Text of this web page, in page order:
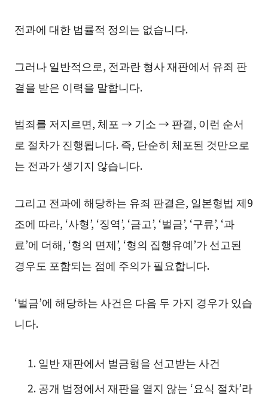
전과에 대한 법률적 정의는 없습니다.
그러나 일반적으로, 전과란 형사 재판에서 유죄 판
결을 받은 이력을 말합니다.
범죄를 저지르면, 체포 → 기소 → 판결, 이런 순서
로 절차가 진행됩니다. 즉, 단순히 체포된 것만으로
는 전과가 생기지 않습니다.
그리고 전과에 해당하는 유죄 판결은, 일본형법 제9
조에 따라, ‘사형’, ‘징역’, ‘금고’, ‘벌금’, ‘구류’, ‘과
료’에 더해, ‘형의 면제’, ‘형의 집행유예’가 선고된
경우도 포함되는 점에 주의가 필요합니다.
‘벌금’에 해당하는 사건은 다음 두 가지 경우가 있습
니다.
일반 재판에서 벌금형을 선고받는 사건
공개 법정에서 재판을 열지 않는 ‘요식 절차’라